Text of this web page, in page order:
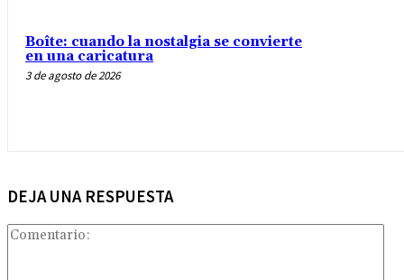
Boîte: cuando la nostalgia se convierte
en una caricatura
3 de agosto de 2026
DEJA UNA RESPUESTA